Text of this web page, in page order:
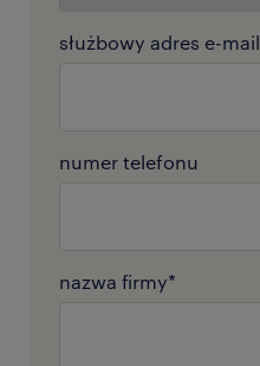
służbowy adres e-mail
numer telefonu
nazwa firmy*